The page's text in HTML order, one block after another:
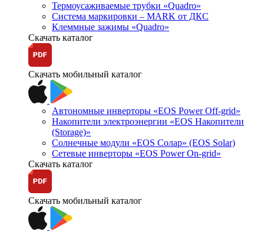
Термоусаживаемые трубки «Quadro»
Система маркировки – MARK от ДКС
Клеммные зажимы «Quadro»
Скачать каталог
Скачать мобильный каталог
Автономные инверторы «EOS Power Off-grid»
Накопители электроэнергии «EOS Накопители
(Storage)»
Солнечные модули «EOS Солар» (EOS Solar)
Сетевые инверторы «EOS Power On-grid»
Скачать каталог
Скачать мобильный каталог